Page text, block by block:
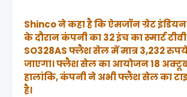
Shinco ने कहा है कि ऐमजॉन ग्रेट
के दौरान कंपनी का 32 इंच का स्मार्ट
SO328AS फ्लैश सेल में मात्र 3,232
जाएगा। फ्लैश सेल का आयोजन 18
हालांकि, कंपनी ने अभी फ्लैश सेल का
है।